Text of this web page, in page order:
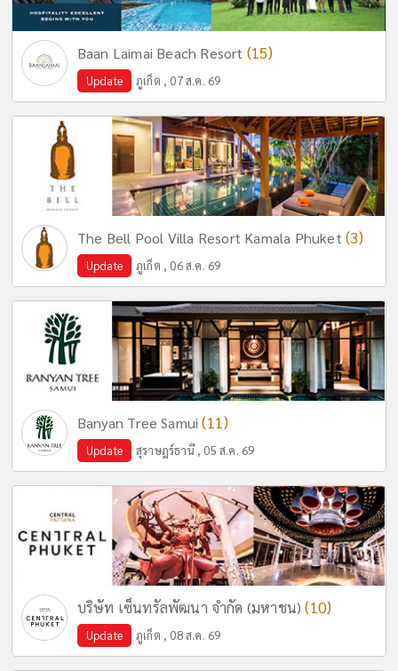
Baan Laimai Beach Resort (15)
Update ภูเก็ต , 07 ส.ค. 69
The Bell Pool Villa Resort Kamala Phuket (3)
Update ภูเก็ต , 06 ส.ค. 69
Banyan Tree Samui(11)
Update สุราษฎร์ธานี , 05 ส.ค. 69
บริษัท เซ็นทรัลพัฒนา จำกัด (มหาชน)(10)
Update ภูเก็ต , 08 ส.ค. 69